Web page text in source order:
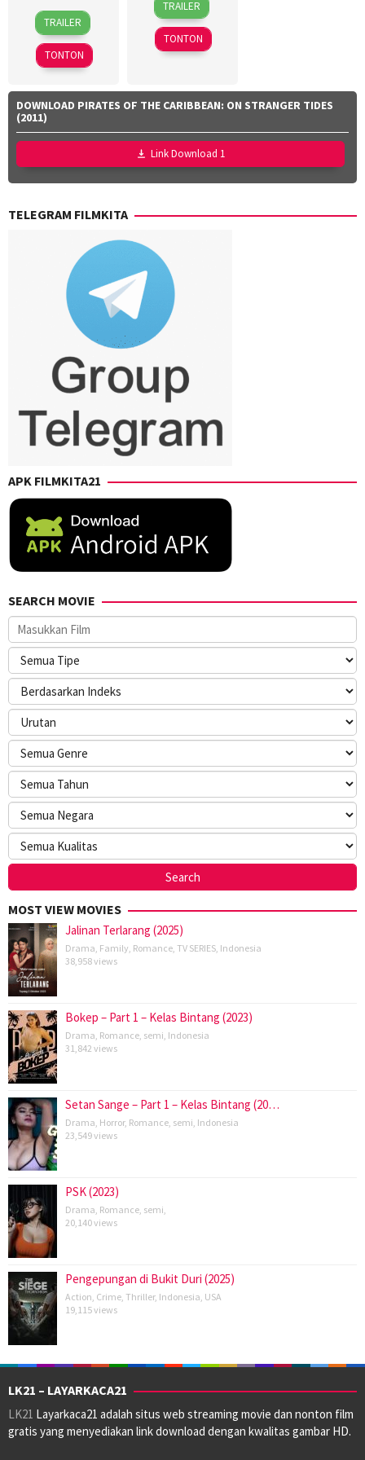
15
Mar
2026
Callum
Dawson
Christopher
Miller,
Channing-
Jan
John
Sorapure,
Lord,
Waldron
TRAILER
TONTON
Apr
2026
Jemat
Faisal
Ishak,
TRAILER
TONTON
DOWNLOAD PIRATES OF THE CARIBBEAN: ON STRANGER TIDES
(2011)
Link Download 1
TELEGRAM FILMKITA
APK FILMKITA21
SEARCH MOVIE
MOST VIEW MOVIES
Jalinan Terlarang (2025)
Drama Family Romance TV SERIES Indonesia
38,958 views
Bokep – Part 1 – Kelas Bintang (2023)
Drama Romance semi Indonesia
31,842 views
Setan Sange – Part 1 – Kelas Bintang (20…
Drama Horror, Romance semi Indonesia
23,549 views
PSK (2023)
Drama Romance semi
20,140 views
Pengepungan di Bukit Duri (2025)
Action Crime Thriller, Indonesia USA
19,115 views
LK21 – LAYARKACA21
LK21 Layarkaca21 adalah situs web streaming movie dan nonton film
gratis yang menyediakan link download dengan kwalitas gambar HD.